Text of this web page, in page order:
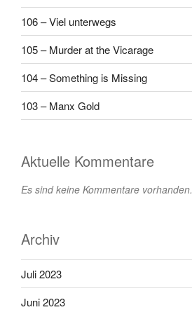
106 – Viel unterwegs
105 – Murder at the Vicarage
104 – Something is Missing
103 – Manx Gold
Aktuelle Kommentare
Es sind keine Kommentare vorhanden.
Archiv
Juli 2023
Juni 2023